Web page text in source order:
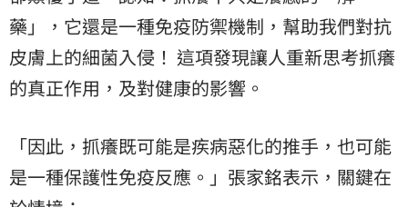
藥」，它還是一種免疫防禦機制，幫助我們對抗
皮膚上的細菌入侵！ 這項發現讓人重新思考抓癢
的真正作用，及對健康的影響。
「因此，抓癢既可能是疾病惡化的推手，也可能
是一種保護性免疫反應。」張家銘表示，關鍵在